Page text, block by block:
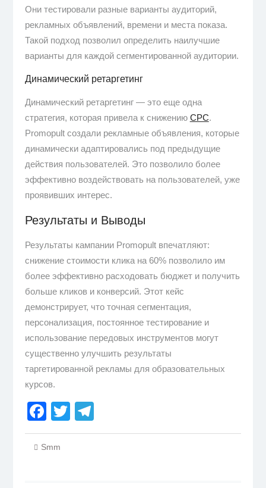
Они тестировали разные варианты аудиторий,
рекламных объявлений, времени и места показа.
Такой подход позволил определить наилучшие
варианты для каждой сегментированной аудитории.
Динамический ретаргетинг
Динамический ретаргетинг — это еще одна
стратегия, которая привела к снижению CPC.
Promopult создали рекламные объявления, которые
динамически адаптировались под предыдущие
действия пользователей. Это позволило более
эффективно воздействовать на пользователей, уже
проявивших интерес.
Результаты и Выводы
Результаты кампании Promopult впечатляют:
снижение стоимости клика на 60% позволило им
более эффективно расходовать бюджет и получить
больше кликов и конверсий. Этот кейс
демонстрирует, что точная сегментация,
персонализация, постоянное тестирование и
использование передовых инструментов могут
существенно улучшить результаты
таргетированной рекламы для образовательных
курсов.
Facebook
Twitter
Smm